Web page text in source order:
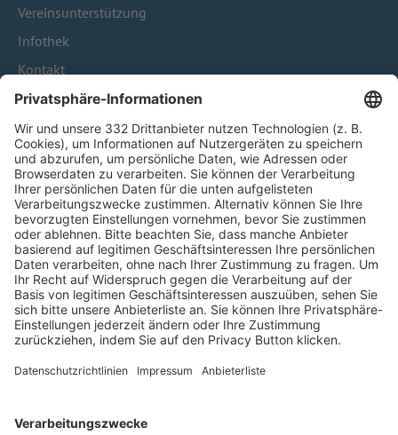
Vereinsunterstützung
Infothek
Kontakt
HÄUFIG BESUCHTE SEITEN
Pässe und Vereinswechsel
Trainerausbildung
Schulungsangebot Vereinsmitarbeiter
BFV-Geschäftsstellen
Trainerbörse
Login SpielPlus
FOLGE DEM BFV